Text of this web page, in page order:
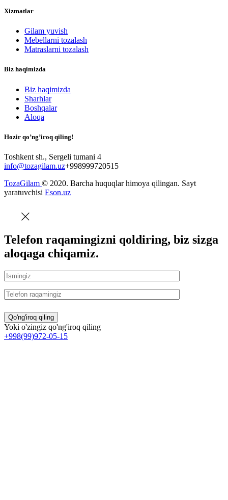
Xizmatlar
Gilam yuvish
Mebellarni tozalash
Matraslarni tozalash
Biz haqimizda
Biz haqimizda
Sharhlar
Boshqalar
Aloqa
Hozir qo’ng’iroq qiling!
Toshkent sh., Sergeli tumani 4
info@tozagilam.uz+998999720515
TozaGilam © 2020. Barcha huquqlar himoya qilingan. Sayt
yaratuvchisi Eson.uz
Telefon raqamingizni qoldiring, biz sizga
aloqaga chiqamiz.
Yoki o'zingiz qo'ng'iroq qiling
+998(99)972-05-15